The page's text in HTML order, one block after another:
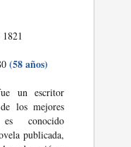
(58 años)
un escritor
los mejores
conocido
publicada,